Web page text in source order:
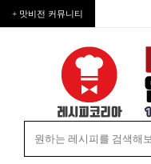
+ 맛비전 커뮤니티